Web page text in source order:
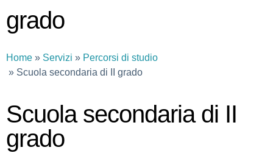
grado
Home Servizi
Percorsi di studio
Scuola secondaria di II grado
Scuola secondaria di II
grado